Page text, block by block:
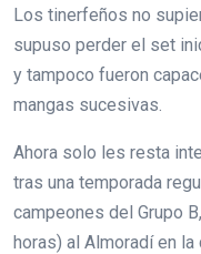
Los tinerfeños no
supuso perder el set
y tampoco fueron
mangas sucesivas.
Ahora solo les resta
tras una temporada
campeones del Grupo
horas) al Almoradí en